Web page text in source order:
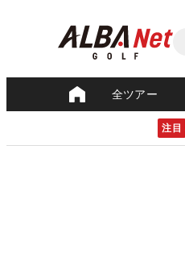
全ツアー
注目